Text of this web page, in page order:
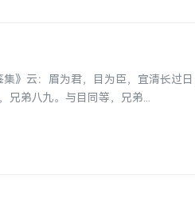
》云：眉为君，目为臣，宜清长过
弟八九。与目同等，兄弟...